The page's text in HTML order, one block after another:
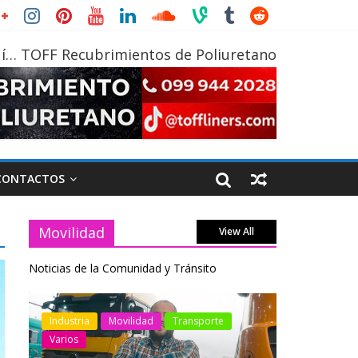
TOFF Recubrimientos de Poliuretano
Movilidad View All
Noticias de la Comunidad y Tránsito
Industria Movilidad
Transporte
Varios